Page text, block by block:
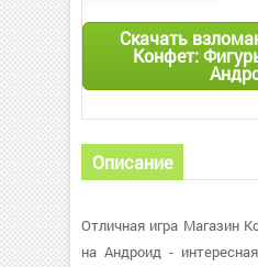
Скачать
Конфет:
Описание
Отличная игра Магазин
на Андроид -